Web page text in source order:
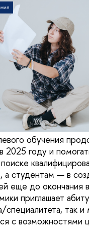
обучения
2025 году и
поиске
а студентам — в
еще до окончания
приглашает
специалитета, так и
с возможностями